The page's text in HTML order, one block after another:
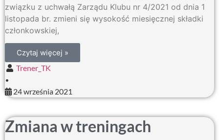
związku z uchwałą Zarządu Klubu nr 4/2021 od dnia 1
listopada br. zmieni się wysokość miesięcznej składki
członkowskiej,
Czytaj więcej »
Trener_TK
•
24 września 2021
Zmiana w treningach